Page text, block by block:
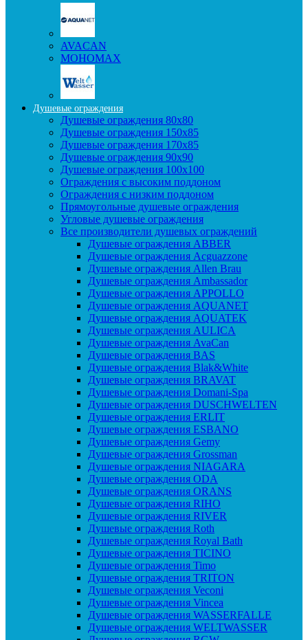
AVACAN
МОНОМАХ
Душевые ограждения
Душевые ограждения 80x80
Душевые ограждения 150x85
Душевые ограждения 170x85
Душевые ограждения 90x90
Душевые ограждения 100x100
Ограждения с высоким поддоном
Ограждения с низким поддоном
Прямоугольные душевые ограждения
Угловые душевые ограждения
Все производители душевых ограждений
Душевые ограждения ABBER
Душевые ограждения Acguazzone
Душевые ограждения Allen Brau
Душевые ограждения Ambassador
Душевые ограждения APPOLLO
Душевые ограждения AQUANET
Душевые ограждения AQUATEK
Душевые ограждения AULICA
Душевые ограждения AvaCan
Душевые ограждения BAS
Душевые ограждения Blak&White
Душевые ограждения BRAVAT
Душевые ограждения Domani-Spa
Душевые ограждения DUSCHWELTEN
Душевые ограждения ERLIT
Душевые ограждения ESBANO
Душевые ограждения Gemy
Душевые ограждения Grossman
Душевые ограждения NIAGARA
Душевые ограждения ODA
Душевые ограждения ORANS
Душевые ограждения RIHO
Душевые ограждения RIVER
Душевые ограждения Roth
Душевые ограждения Royal Bath
Душевые ограждения TICINO
Душевые ограждения Timo
Душевые ограждения TRITON
Душевые ограждения Veconi
Душевые ограждения Vincea
Душевые ограждения WASSERFALLE
Душевые ограждения WELTWASSER